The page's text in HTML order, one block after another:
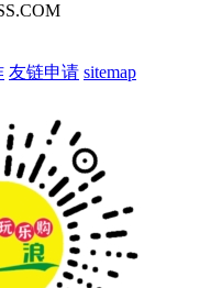
友链申请 sitemap